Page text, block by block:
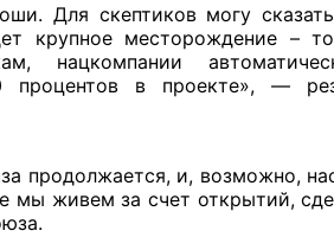
Для скептиков могу
крупное месторождение –
нацкомпании
процентов в проекте», —
продолжается, и, возможно,
мы живем за счет открытий,